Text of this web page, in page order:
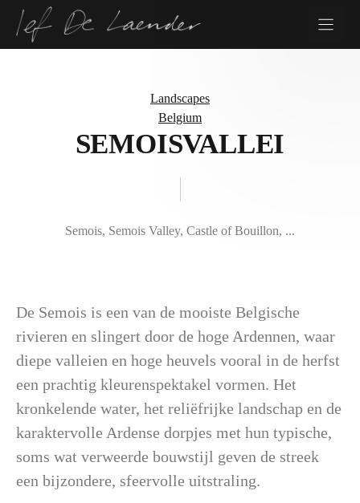
Skip
Landscapes
Belgium
SEMOISVALLEI
Semois, Semois Valley, Castle of Bouillon, ...
De Semois is een van de mooiste Belgische
rivieren en slingert door de hoge Ardennen, waar
diepe valleien en hoge heuvels vooral in de herfst
een prachtig kleurenspektakel vormen. Het
kronkelende water, het reliëfrijke landschap en de
karaktervolle Ardense dorpjes met hun typische,
soms wat verweerde bouwstijl geven de streek
een bijzondere, sfeervolle uitstraling.